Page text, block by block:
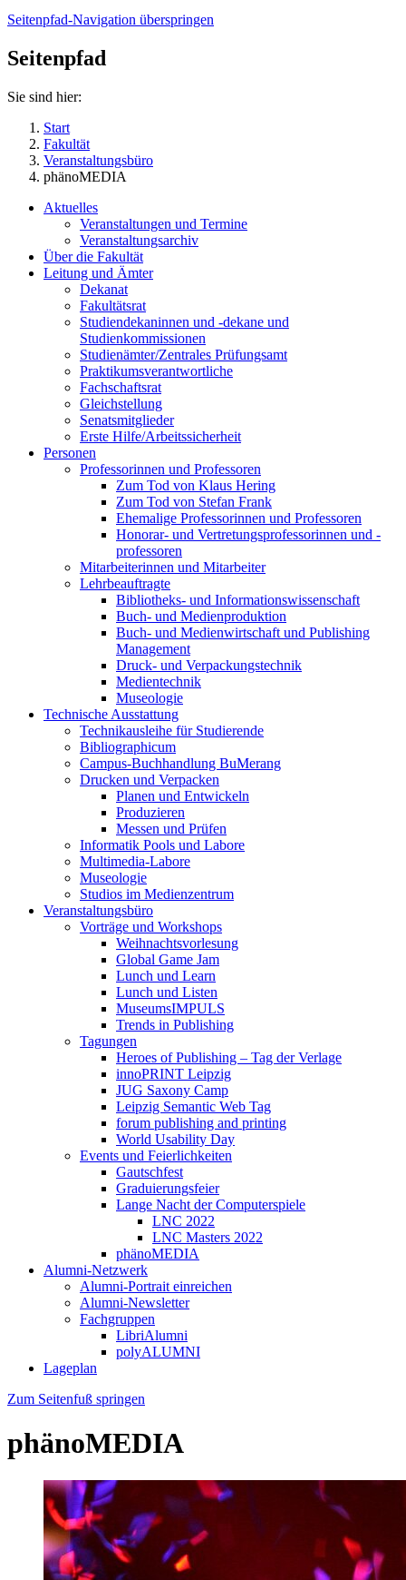
Seitenpfad-Navigation überspringen
Seitenpfad
Sie sind hier:
Start
Fakultät
Veranstaltungsbüro
phänoMEDIA
Aktuelles
Veranstaltungen und Termine
Veranstaltungsarchiv
Über die Fakultät
Leitung und Ämter
Dekanat
Fakultätsrat
Studiendekaninnen und -dekane und
Studienkommissionen
Studienämter/Zentrales Prüfungsamt
Praktikumsverantwortliche
Fachschaftsrat
Gleichstellung
Senatsmitglieder
Erste Hilfe/Arbeitssicherheit
Personen
Professorinnen und Professoren
Zum Tod von Klaus Hering
Zum Tod von Stefan Frank
Ehemalige Professorinnen und Professoren
Honorar- und Vertretungsprofessorinnen und -
professoren
Mitarbeiterinnen und Mitarbeiter
Lehrbeauftragte
Bibliotheks- und Informationswissenschaft
Buch- und Medienproduktion
Buch- und Medienwirtschaft und Publishing
Management
Druck- und Verpackungstechnik
Medientechnik
Museologie
Technische Ausstattung
Technikausleihe für Studierende
Bibliographicum
Campus-Buchhandlung BuMerang
Drucken und Verpacken
Planen und Entwickeln
Produzieren
Messen und Prüfen
Informatik Pools und Labore
Multimedia-Labore
Museologie
Studios im Medienzentrum
Veranstaltungsbüro
Vorträge und Workshops
Weihnachtsvorlesung
Global Game Jam
Lunch und Learn
Lunch und Listen
MuseumsIMPULS
Trends in Publishing
Tagungen
Heroes of Publishing – Tag der Verlage
innoPRINT Leipzig
JUG Saxony Camp
Leipzig Semantic Web Tag
forum publishing and printing
World Usability Day
Events und Feierlichkeiten
Gautschfest
Graduierungsfeier
Lange Nacht der Computerspiele
LNC 2022
LNC Masters 2022
phänoMEDIA
Alumni-Netzwerk
Alumni-Portrait einreichen
Alumni-Newsletter
Fachgruppen
LibriAlumni
polyALUMNI
Lageplan
Zum Seitenfuß springen
phänoMEDIA